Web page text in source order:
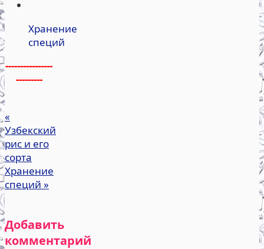
Хранение
специй
----------------
---------
«
Узбекский
рис и его
сорта
Хранение
специй »
Добавить
комментарий